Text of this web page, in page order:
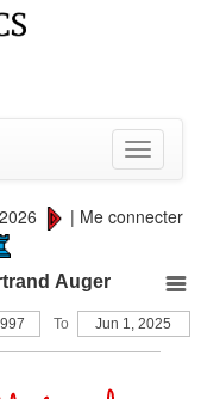
Toggle
| Me connecter
To Jun 1, 2025
Auger